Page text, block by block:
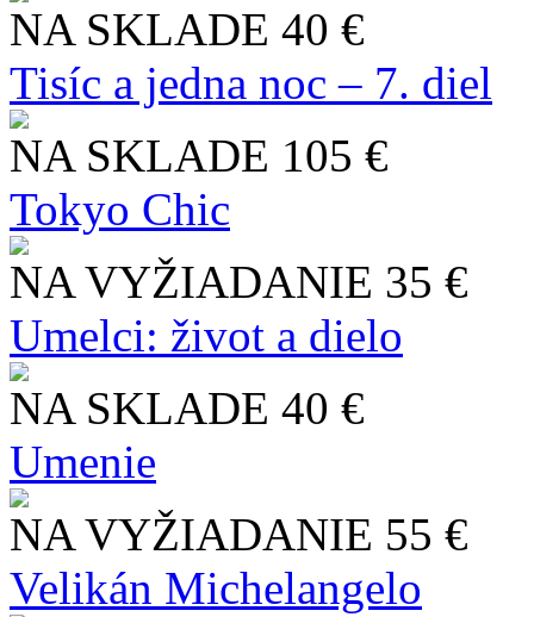
NA SKLADE 40 €
Tisíc a jedna noc – 7. diel
NA SKLADE 105 €
Tokyo Chic
NA VYŽIADANIE 35 €
Umelci: život a dielo
NA SKLADE 40 €
Umenie
NA VYŽIADANIE 55 €
Velikán Michelangelo